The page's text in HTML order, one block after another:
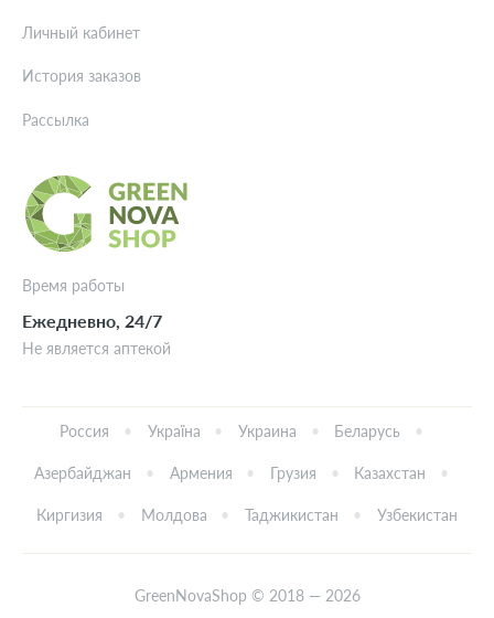
Время работы
Ежедневно, 24/7
Не является аптекой
Личный кабинет
История заказов
Рассылка
Россия Україна Украина Беларусь
Азербайджан Армения Грузия Казахстан
Киргизия Молдова Таджикистан Узбекистан
GreenNovaShop © 2018 — 2026